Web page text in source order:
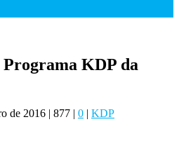
Programa KDP da
de 2016 | 877 | 0 | KDP